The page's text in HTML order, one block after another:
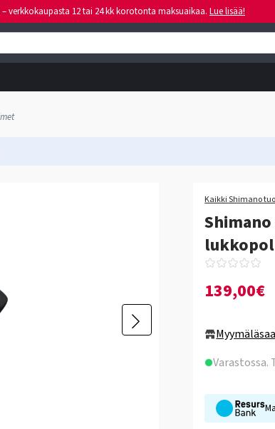
verkkokaupasta 12 tai 24 kk korotonta maksuaikaa. Lue lisää!
Kaikki Shimano
Shimano
139,00€
Varastossa.